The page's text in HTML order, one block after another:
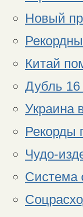
Новый
Китай
Дубль 16
Украина
Рекорды
Чудо-
Система